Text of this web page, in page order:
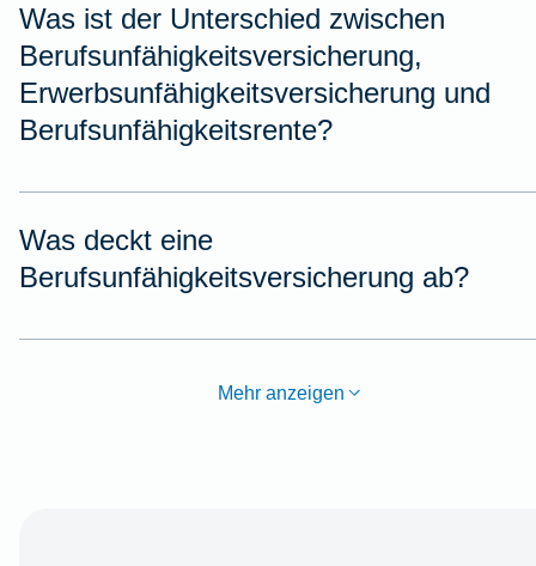
Was ist der Unterschied zwischen
Berufsunfähigkeitsversicherung,
Erwerbsunfähigkeitsversicherung und
Berufsunfähigkeitsrente?
Was deckt eine
Berufsunfähigkeitsversicherung ab?
Mehr anzeigen